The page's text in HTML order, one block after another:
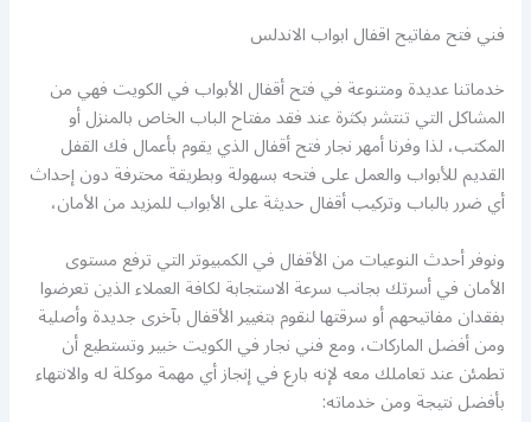
فني فتح مفاتيح اقفال ابواب الاندلس
خدماتنا عديدة ومتنوعة في فتح أقفال الأبواب في الكويت فهي من
المشاكل التي تنتشر بكثرة عند فقد مفتاح الباب الخاص بالمنزل أو
المكتب، لذا وفرنا أمهر نجار فتح أقفال الذي يقوم بأعمال فك القفل
القديم للأبواب والعمل على فتحه بسهولة وبطريقة محترفة دون إحداث
أي ضرر بالباب وتركيب أقفال حديثة على الأبواب للمزيد من الأمان،
ونوفر أحدث النوعيات من الأقفال في الكمبيوتر التي ترفع مستوى
الأمان في أسرتك بجانب سرعة الاستجابة لكافة العملاء الذين تعرضوا
بفقدان مفاتيحهم أو سرقتها لنقوم بتغيير الأقفال بآخرى جديدة وأصلية
ومن أفضل الماركات، ومع فني نجار في الكويت خبير وتستطيع أن
تطمئن عند تعاملك معه لإنه بارع في إنجاز أي مهمة موكلة له والانتهاء
بأفضل نتيجة ومن خدماته: